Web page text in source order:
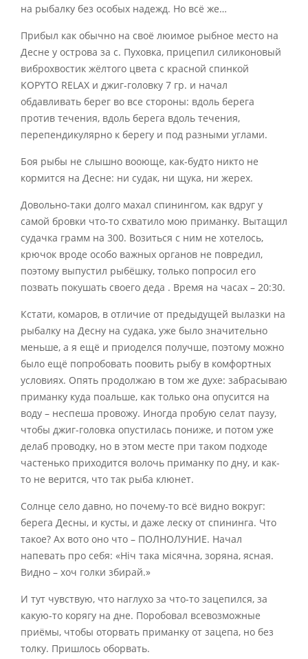
на рыбалку без особых надежд. Но всё же…
Прибыл как обычно на своё люимое рыбное место на
Десне у острова за с. Пуховка, прицепил силиконовый
виброхвостик жёлтого цвета с красной спинкой
KOPYTO RELAX и джиг-головку 7 гр. и начал
обдавливать берег во все стороны: вдоль берега
против течения, вдоль берега вдоль течения,
перепендикулярно к берегу и под разными углами.
Боя рыбы не слышно вооюще, как-будто никто не
кормится на Десне: ни судак, ни щука, ни жерех.
Довольно-таки долго махал спинингом, как вдруг у
самой бровки что-то схватило мою приманку. Вытащил
судачка грамм на 300. Возиться с ним не хотелось,
крючок вроде особо важных органов не повредил,
поэтому выпустил рыбёшку, только попросил его
позвать покушать своего деда . Время на часах – 20:30.
Кстати, комаров, в отличие от предыдущей вылазки на
рыбалку на Десну на судака, уже было значительно
меньше, а я ещё и приоделся получше, поэтому можно
было ещё попробовать поовить рыбу в комфортных
условиях. Опять продолжаю в том же духе: забрасываю
приманку куда поальше, как только она опусится на
воду – неспеша провожу. Иногда пробую селат паузу,
чтобы джиг-головка опустилась пониже, и потом уже
делаб проводку, но в этом месте при таком подходе
частенько приходится волочь приманку по дну, и как-
то не верится, что так рыба клюнет.
Солнце село давно, но почему-то всё видно вокруг:
берега Десны, и кусты, и даже леску от спининга. Что
такое? Ах вото оно что – ПОЛНОЛУНИЕ. Начал
напевать про себя: «Ніч така місячна, зоряна, ясная.
Видно – хоч голки збирай.»
И тут чувствую, что наглухо за что-то зацепился, за
какую-то корягу на дне. Поробовал всевозможные
приёмы, чтобы оторвать приманку от зацепа, но без
толку. Пришлось оборвать.